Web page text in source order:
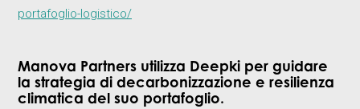
portafoglio-logistico/
Manova Partners utilizza Deepki per guidare
la strategia di decarbonizzazione e resilienza
climatica del suo portafoglio.